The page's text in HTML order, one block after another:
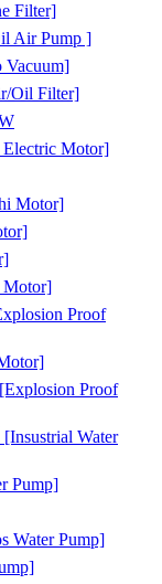
Filter]
Air Pump ]
Oil Filter]
Motor]
Motor]
Proof
Proof
Water
Pump]
Pump]